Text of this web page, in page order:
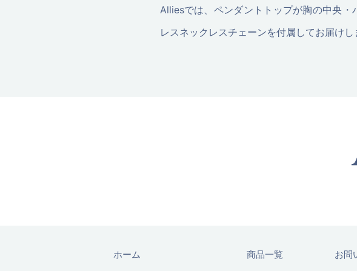
Alliesでは、ペンダントトップが胸の中央
レスネックレスチェーンを付属してお届けし
ホーム
商品一覧
お問